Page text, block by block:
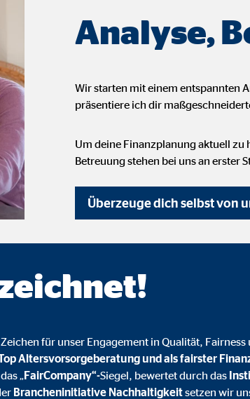
Analyse,
Wir starten mit einem entspannten
präsentiere ich dir
Um deine Finanzplanung aktuell
Betreuung stehen bei uns an erster
Überzeuge dich selbst von
für unser Engagement in Qualität, Fairness
Altersvorsorgeberatung und als fairster
das „FairCompany“-Siegel, bewertet durch das
Brancheninitiative Nachhaltigkeitsetzen wir
Diese Informationen helfen uns zu verstehen, wie
Ireland Ltd.
_ga, _gat_UA-41411249-1, _gid
Google Ireland Ltd.
bis zu 14 Monate
Werbung anzuzeigen. Zu diesem Zweck
Ireland Ltd.